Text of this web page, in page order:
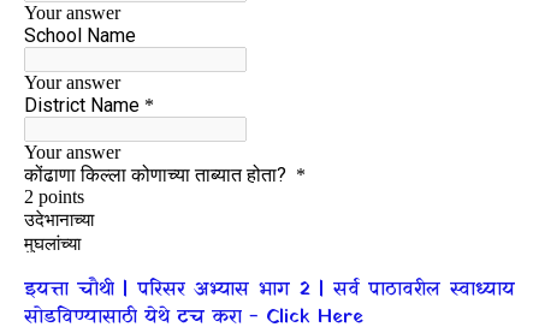
इयत्ता चौथी | परिसर अभ्यास भाग 2 | सर्व पाठावरील स्वाध्याय
सोडविण्यासाठी येथे टच करा - Click Here